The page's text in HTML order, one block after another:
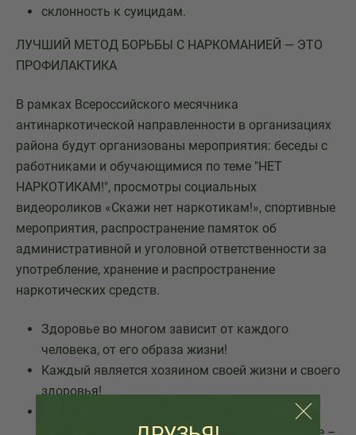
склонность к суицидам.
ЛУЧШИЙ МЕТОД БОРЬБЫ С НАРКОМАНИЕЙ — ЭТО
ПРОФИЛАКТИКА
В рамках Всероссийского месячника
антинаркотической направленности в организациях
района будут организованы мероприятия: беседы с
работниками и обучающимися по теме "НЕТ
НАРКОТИКАМ!", просмотры социальных
видеороликов «Скажи нет наркотикам!», спортивные
мероприятия, распространение памяток об
административной и уголовной ответственности за
употребление, хранение и распространение
наркотических средств.
Здоровье во многом зависит от каждого
человека, от его образа жизни!
Каждый является хозяином своей жизни и своего
здоровья!
Всегда надо помнить о том, что наркотики